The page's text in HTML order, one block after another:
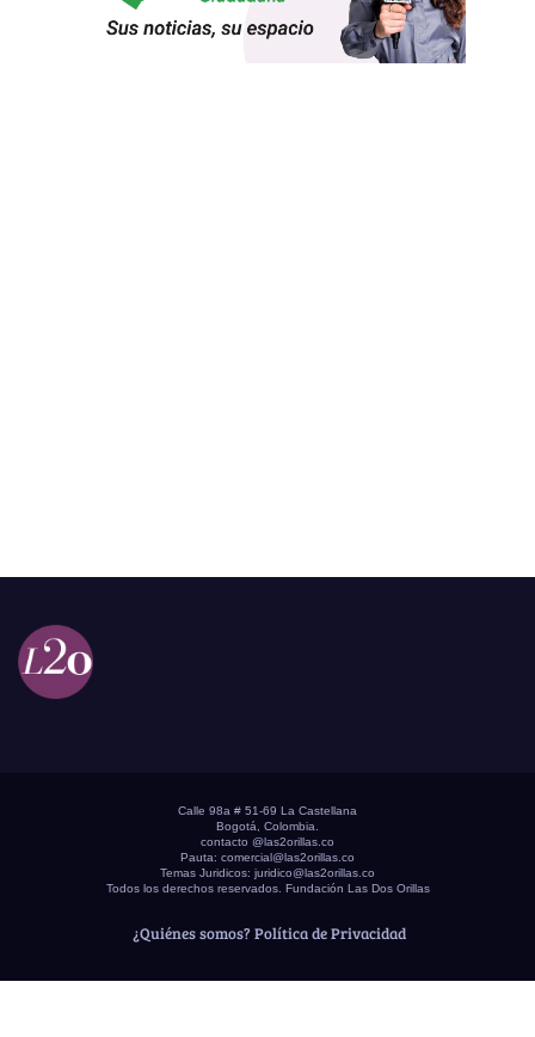
Calle 98a # 51-69 La Castellana
Bogotá, Colombia.
contacto @las2orillas.co
Pauta: comercial@las2orillas.co
Temas Juridicos: juridico@las2orillas.co
Todos los derechos reservados. Fundación Las Dos Orillas
¿Quiénes somos? Política de Privacidad